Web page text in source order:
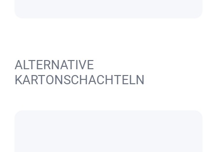
ALTERNATIVE
KARTONSCHACHTELN